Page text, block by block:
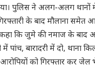
पुलिस ने अलग-अलग
के बाद मौलाना
कि जुमे की नमाज के
में पांच, बारादरी में दो,
को गिरफ्तार कर जेल